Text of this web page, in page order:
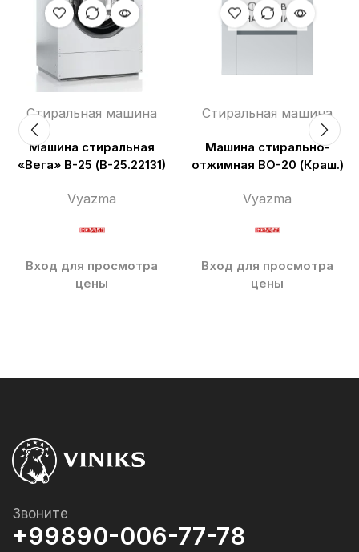
Стиральная машина
Машина стиральная
«Вега» В-25 (В-25.22131)
Vyazma
Вход для просмотра
цены
НЕТ В
НАЛИЧИИ
Стиральная машина
Машина стирально-
отжимная ВО-20 (Краш.)
Vyazma
Вход для просмотра
цены
Звоните
+99890-006-77-78